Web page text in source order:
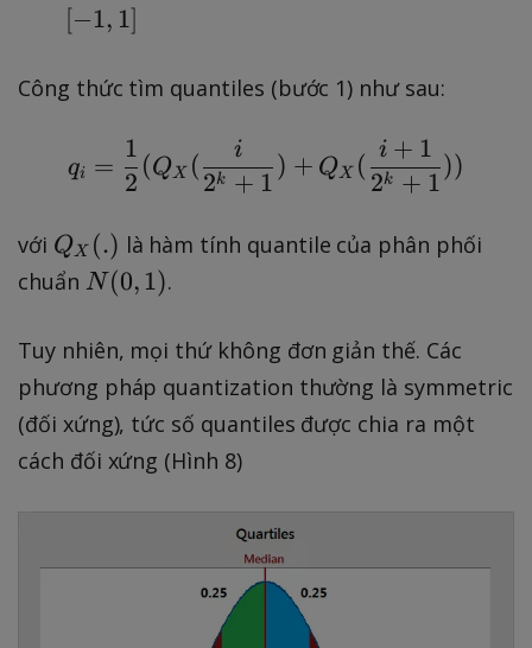
[−1, 1]
Công thức tìm quantiles (bước 1) như sau:
q_i = \frac{1}{2}
qi =
2
1
(QX (
2k + 1
i
) + QX (
2k + 1
i + 1
))
với Q
_
)
QX (.) là hàm tính quantile của phân phối
chuẩn N
0,
)
N (0, 1).
Tuy nhiên, mọi thứ không đơn giản thế. Các
phương pháp quantization thường là symmetric
(đối xứng), tức số quantiles được chia ra một
cách đối xứng (Hình 8)